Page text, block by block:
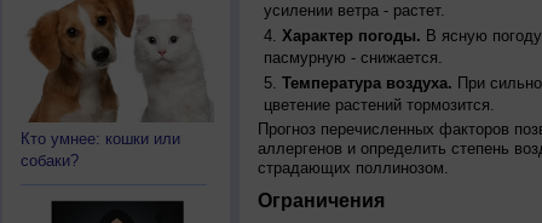
Кто умнее: кошки или
собаки?
усилении ветра - растет.
Характер погоды. В ясную
пасмурную - снижается.
Температура воздуха. При
цветение растений тормозится.
Прогноз перечисленных факторов
аллергенов и определить степень
страдающих поллинозом.
Ограничения